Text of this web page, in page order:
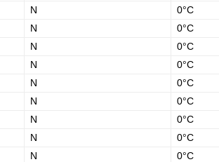
N
0°C
N
0°C
N
0°C
N
0°C
N
0°C
N
0°C
N
0°C
N
0°C
N
0°C